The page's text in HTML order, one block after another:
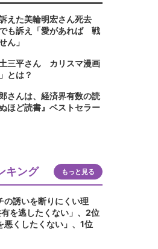
えた美輪明宏さん死去
も訴え「愛があれば 戦
ん」
三平さん カリスマ漫画
とは？
さんは、経済界有数の読
ほど読書』ベストセラー
キング もっと見る
の誘いを断りにくい理
を逃したくない」、2位
悪くしたくない」、1位